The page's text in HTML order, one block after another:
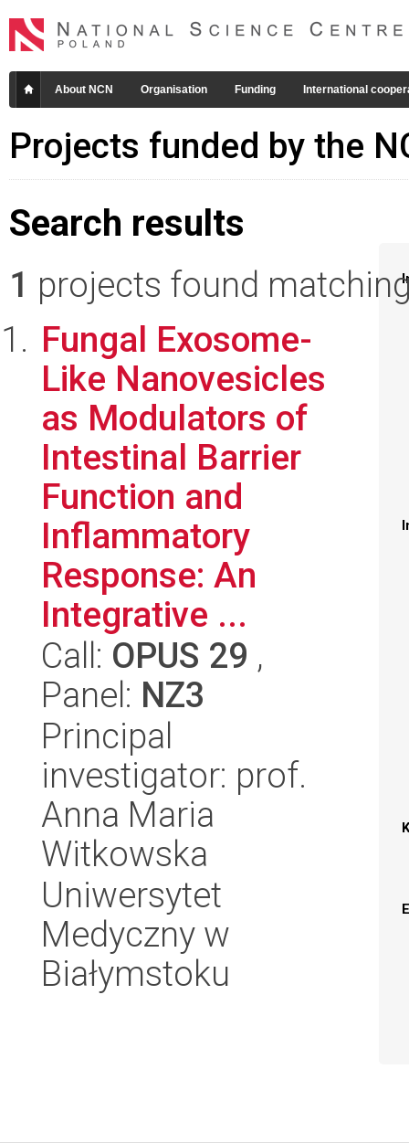
About NCN Organisation Funding International
Projects funded by the
Search results
1 projects found
Fungal Exosome-
Like Nanovesicles
as Modulators of
Intestinal Barrier
Function and
Inflammatory
Response: An
Integrative ...
Call: OPUS 29 ,
Panel: NZ3
Principal
investigator: prof.
Anna Maria
Witkowska
Uniwersytet
Medyczny w
Białymstoku